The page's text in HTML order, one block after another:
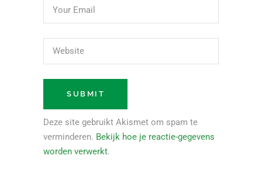
Deze site gebruikt Akismet om spam te
verminderen. Bekijk hoe je reactie-gegevens
worden verwerkt.